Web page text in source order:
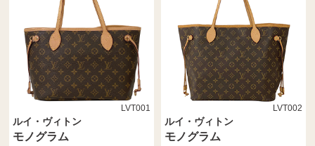
LVT001
ルイ・ヴィトン
モノグラム
LVT002
ルイ・ヴィトン
モノグラム